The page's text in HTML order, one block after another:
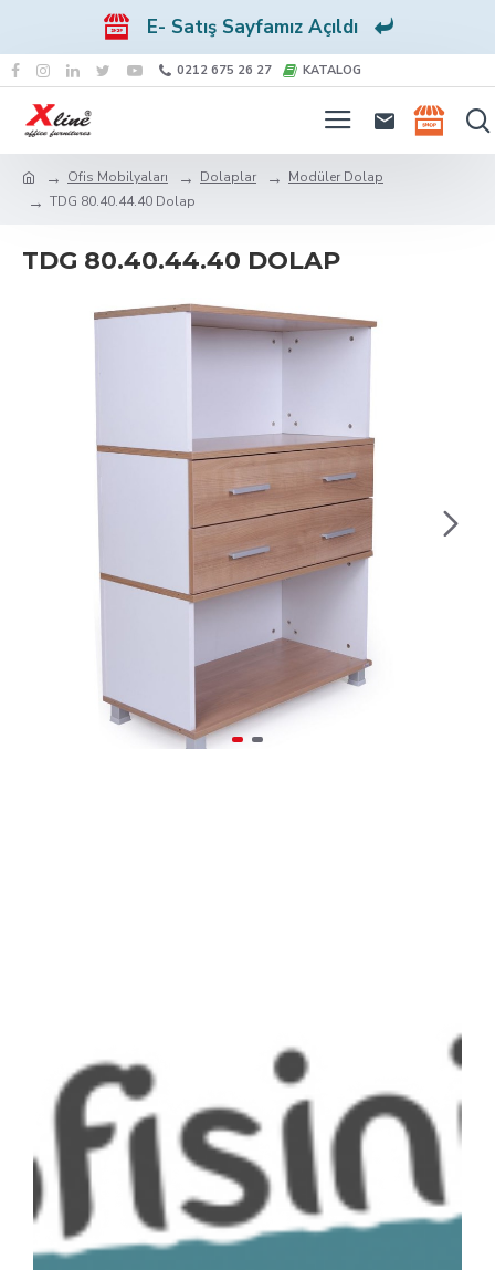
E- Satış Sayfamız Açıldı
0212 675 26 27 KATALOG
Ofis Mobilyaları Dolaplar
Modüler Dolap
TDG 80.40.44.40 Dolap
TDG 80.40.44.40 DOLAP